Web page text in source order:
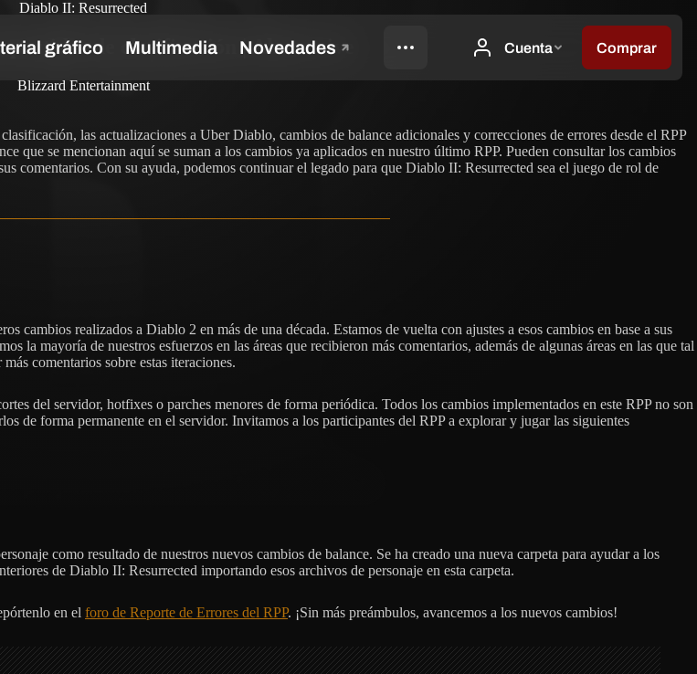
Diablo II: Resurrected
de clasificación | Ahora vive
Blizzard Entertainment
las actualizaciones a Uber Diablo, cambios de balance adicionales y correcciones de errores desde el RPP
que se mencionan aquí se suman a los cambios ya aplicados en nuestro último RPP. Pueden consultar los cambios
comentarios. Con su ayuda, podemos continuar el legado para que Diablo II: Resurrected sea el juego de rol de
cambios realizados a Diablo 2 en más de una década. Estamos de vuelta con ajustes a esos cambios en base a sus
la mayoría de nuestros esfuerzos en las áreas que recibieron más comentarios, además de algunas áreas en las que tal
comentarios sobre estas iteraciones.
del servidor, hotfixes o parches menores de forma periódica. Todos los cambios implementados en este RPP no son
de forma permanente en el servidor. Invitamos a los participantes del RPP a explorar y jugar las siguientes
como resultado de nuestros nuevos cambios de balance. Se ha creado una nueva carpeta para ayudar a los
de Diablo II: Resurrected importando esos archivos de personaje en esta carpeta.
en el foro de Reporte de Errores del RPP. ¡Sin más preámbulos, avancemos a los nuevos cambios!